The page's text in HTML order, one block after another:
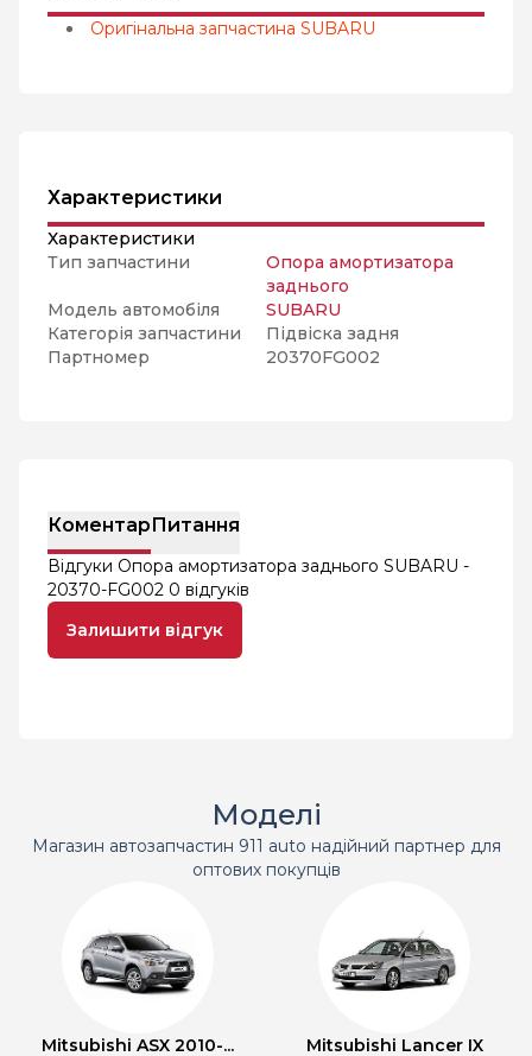
Оригінальна запчастина SUBARU
Характеристики
Характеристики
Тип запчастини
Опора амортизатора
заднього
Модель автомобіля
SUBARU
Категорія запчастини
Підвіска задня
Партномер
20370FG002
КоментарПитання
Відгуки Опора амортизатора заднього SUBARU -
20370-FG002 0 відгуків
Залишити відгук
Моделі
Магазин автозапчастин 911 auto надійний партнер для
оптових покупців
Mitsubishi ASX 2010-... Mitsubishi Lancer IX